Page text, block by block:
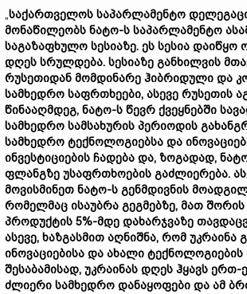
„საქართველოს საპარლამენტო
მონაწილეობს ნატო-ს საპარლამენტო
საგაზაფხულო სესიაზე. ეს სესია
დღეს სრულდება. სესიაზე განხილვის
რუსეთიდან მომდინარე ჰიბრიდული და
სამხედრო საფრთხეები, ასევე რუსეთის
წინააღმდეგ, ნატო-ს წევრ ქვეყნებში
სამხედრო სამსახურის პერიოდის
სამხედრო ტექნოლოგიებსა და
ინვესტიციების ჩადება და, ზოგადად,
ფლანგზე უსაფრთხოების გაძლიერება.
მოვისმინეთ ნატო-ს გენმდივნის
რომელმაც ისაუბრა გეგმებზე, მათ
პროდუქტის 5%-მდე დახარჯვაზე
ასევე, ხაზგასმით აღნიშნა, რომ უკრაინა
ინოვაციებისა და ახალი
შესაბამისად, უკრაინას დღეს ჰყავს
ძლიერი სამხედრო დანაყოფები და ამ